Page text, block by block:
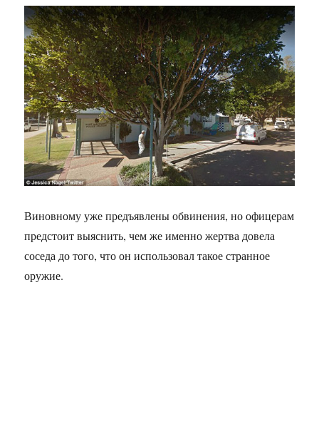
Виновному уже предъявлены обвинения, но офицерам
предстоит выяснить, чем же именно жертва довела
соседа до того, что он использовал такое странное
оружие.